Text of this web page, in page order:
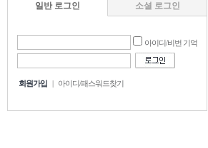
일반 로그인 소셜 로그인
아이디/비번 기억
회원가입 | 아이디/패스워드찾기